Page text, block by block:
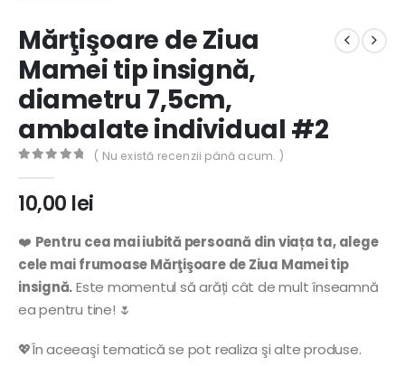
Mărţişoare de Ziua
Mamei tip insignă,
diametru 7,5cm,
ambalate individual #2
( Nu există recenzii până acum. )
10,00 lei
❤️ Pentru cea mai iubită persoană din viața ta, alege
cele mai frumoase Mărţişoare de Ziua Mamei tip
insignă.Este momentul să arăți cât de mult înseamnă
ea pentru tine! 🌷
💖În aceeaşi tematică se pot realiza şi alte produse.